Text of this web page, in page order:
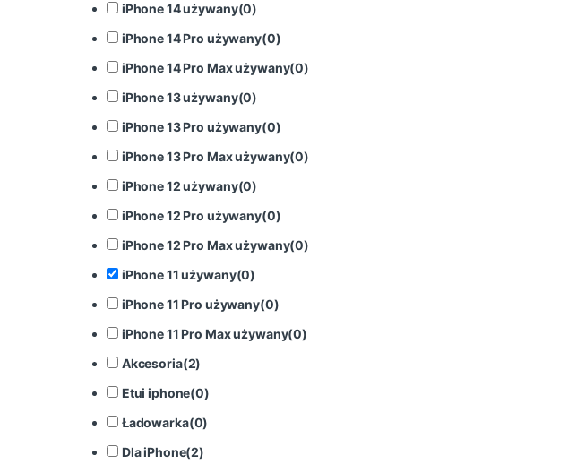
iPhone 14 używany(0)
iPhone 14 Pro używany(0)
iPhone 14 Pro Max używany(0)
iPhone 13 używany(0)
iPhone 13 Pro używany(0)
iPhone 13 Pro Max używany(0)
iPhone 12 używany(0)
iPhone 12 Pro używany(0)
iPhone 12 Pro Max używany(0)
iPhone 11 używany(0)
iPhone 11 Pro używany(0)
iPhone 11 Pro Max używany(0)
Akcesoria(2)
Etui iphone(0)
Ładowarka(0)
Dla iPhone(2)